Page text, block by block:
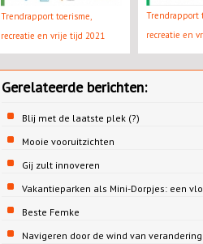
Trendrapport toerisme,
recreatie en vrije tijd 2021
Trendrapport
recreatie en
Gerelateerde berichten:
Blij met de laatste plek (?)
Mooie vooruitzichten
Gij zult innoveren
Vakantieparken als Mini-Dorpjes: een
Beste Femke
Navigeren door de wind van verandering